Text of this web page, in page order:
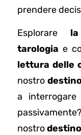
prendere
Esplorare
tarologia e
lettura delle
nostro
a
nostrodestino